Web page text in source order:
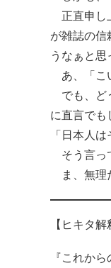
正直申し
が雑誌の信
うなぁと思
あ、「こ
でも、ど
に直言でも
「日本人
そう言っ
ま、無理
【ヒキタ
『これか